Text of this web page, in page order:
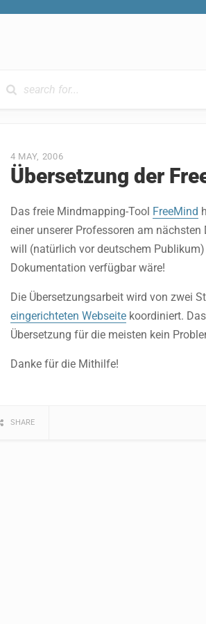
0 RESULTS
4 MAY, 2006
Übersetzung der
Das freie Mindmapping-Tool FreeMind
einer unserer Professoren am
will (natürlich vor deutschem
Dokumentation verfügbar wäre!
Die Übersetzungsarbeit wird von zwei
eingerichteten Webseite koordiniert.
Übersetzung für die meisten kein
Danke für die Mithilfe!
SHARE